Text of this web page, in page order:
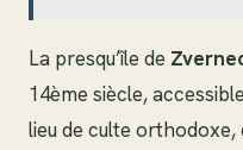
La presqu’île de
14ème siècle,
lieu de culte